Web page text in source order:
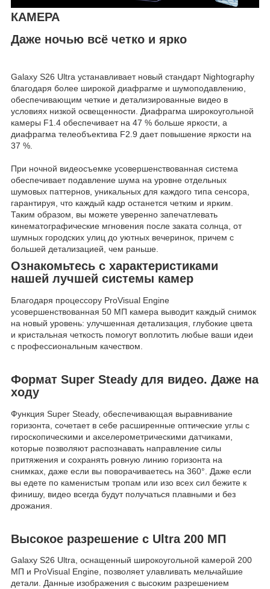
КАМЕРА
Даже ночью всё четко и ярко
Galaxy S26 Ultra устанавливает новый стандарт Nightography
благодаря более широкой диафрагме и шумоподавлению,
обеспечивающим четкие и детализированные видео в
условиях низкой освещенности. Диафрагма широкоугольной
камеры F1.4 обеспечивает на 47 % больше яркости, а
диафрагма телеобъектива F2.9 дает повышение яркости на
37 %.
При ночной видеосъемке усовершенствованная система
обеспечивает подавление шума на уровне отдельных
шумовых паттернов, уникальных для каждого типа сенсора,
гарантируя, что каждый кадр останется четким и ярким.
Таким образом, вы можете уверенно запечатлевать
кинематографические мгновения после заката солнца, от
шумных городских улиц до уютных вечеринок, причем с
большей детализацией, чем раньше.
Ознакомьтесь с характеристиками
нашей лучшей системы камер
Благодаря процессору ProVisual Engine
усовершенствованная 50 МП камера выводит каждый снимок
на новый уровень: улучшенная детализация, глубокие цвета
и кристальная четкость помогут воплотить любые ваши идеи
с профессиональным качеством.
Формат Super Steady для видео. Даже на
ходу
Функция Super Steady, обеспечивающая выравнивание
горизонта, сочетает в себе расширенные оптические углы с
гироскопическими и акселерометрическими датчиками,
которые позволяют распознавать направление силы
притяжения и сохранять ровную линию горизонта на
снимках, даже если вы поворачиваетесь на 360°. Даже если
вы едете по каменистым тропам или изо всех сил бежите к
финишу, видео всегда будут получаться плавными и без
дрожания.
Высокое разрешение с Ultra 200 МП
Galaxy S26 Ultra, оснащенный широкоугольной камерой 200
МП и ProVisual Engine, позволяет улавливать мельчайшие
детали. Данные изображения с высоким разрешением